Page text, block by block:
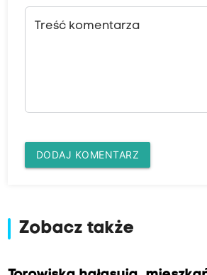
Treść komentarza
DODAJ KOMENTARZ
Zobacz także